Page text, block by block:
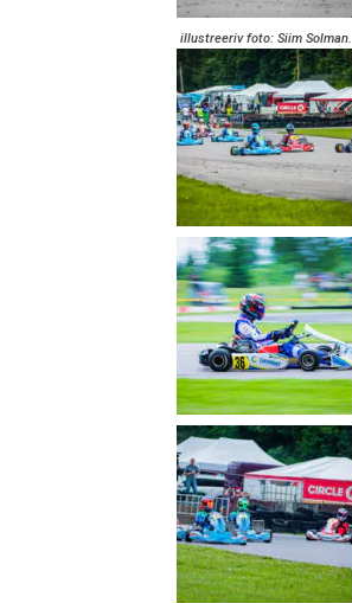
illustreeriv foto: Siim Solman.